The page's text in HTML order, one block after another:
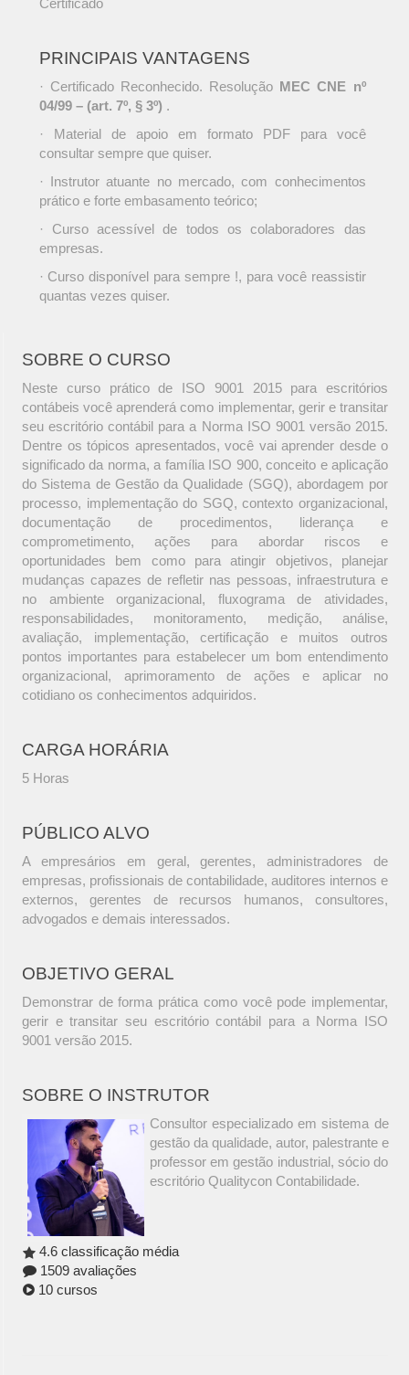
Certificado
PRINCIPAIS VANTAGENS
· Certificado Reconhecido. Resolução MEC CNE nº
04/99 – (art. 7º, § 3º) .
· Material de apoio em formato PDF para você
consultar sempre que quiser.
· Instrutor atuante no mercado, com conhecimentos
prático e forte embasamento teórico;
· Curso acessível de todos os colaboradores das
empresas.
· Curso disponível para sempre !, para você reassistir
quantas vezes quiser.
SOBRE O CURSO
Neste curso prático de ISO 9001 2015 para escritórios
contábeis você aprenderá como implementar, gerir e transitar
seu escritório contábil para a Norma ISO 9001 versão 2015.
Dentre os tópicos apresentados, você vai aprender desde o
significado da norma, a família ISO 900, conceito e aplicação
do Sistema de Gestão da Qualidade (SGQ), abordagem por
processo, implementação do SGQ, contexto organizacional,
documentação de procedimentos, liderança e
comprometimento, ações para abordar riscos e
oportunidades bem como para atingir objetivos, planejar
mudanças capazes de refletir nas pessoas, infraestrutura e
no ambiente organizacional, fluxograma de atividades,
responsabilidades, monitoramento, medição, análise,
avaliação, implementação, certificação e muitos outros
pontos importantes para estabelecer um bom entendimento
organizacional, aprimoramento de ações e aplicar no
cotidiano os conhecimentos adquiridos.
CARGA HORÁRIA
5 Horas
PÚBLICO ALVO
A empresários em geral, gerentes, administradores de
empresas, profissionais de contabilidade, auditores internos e
externos, gerentes de recursos humanos, consultores,
advogados e demais interessados.
OBJETIVO GERAL
Demonstrar de forma prática como você pode implementar,
gerir e transitar seu escritório contábil para a Norma ISO
9001 versão 2015.
SOBRE O INSTRUTOR
Consultor especializado em sistema de
gestão da qualidade, autor, palestrante e
professor em gestão industrial, sócio do
escritório Qualitycon Contabilidade.
4.6 classificação média
1509 avaliações
10 cursos